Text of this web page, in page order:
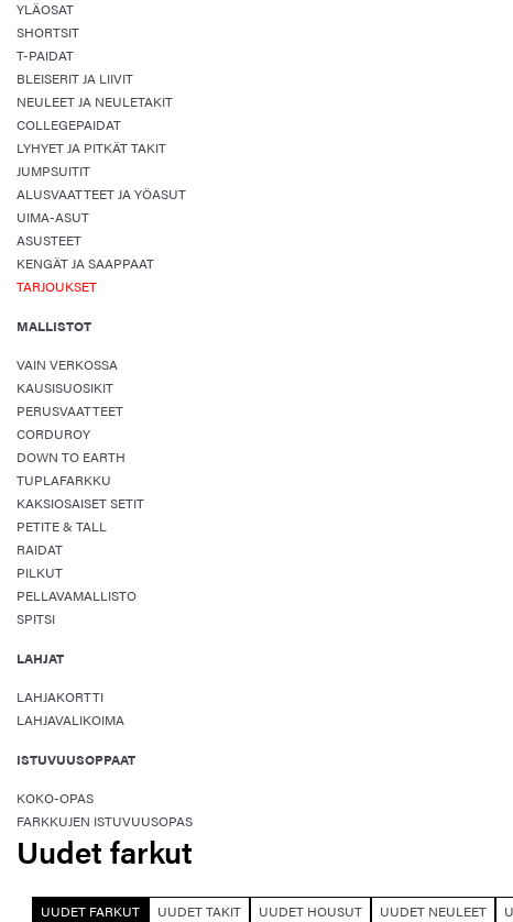
YLÄOSAT
SHORTSIT
T-PAIDAT
BLEISERIT JA LIIVIT
NEULEET JA NEULETAKIT
COLLEGEPAIDAT
LYHYET JA PITKÄT TAKIT
JUMPSUITIT
ALUSVAATTEET JA YÖASUT
UIMA-ASUT
ASUSTEET
KENGÄT JA SAAPPAAT
TARJOUKSET
MALLISTOT
VAIN VERKOSSA
KAUSISUOSIKIT
PERUSVAATTEET
CORDUROY
DOWN TO EARTH
TUPLAFARKKU
KAKSIOSAISET SETIT
PETITE & TALL
RAIDAT
PILKUT
PELLAVAMALLISTO
SPITSI
LAHJAT
LAHJAKORTTI
LAHJAVALIKOIMA
ISTUVUUSOPPAAT
KOKO-OPAS
FARKKUJEN ISTUVUUSOPAS
Uudet farkut
UUDET FARKUT UUDET TAKIT UUDET HOUSUT UUDET NEULEET